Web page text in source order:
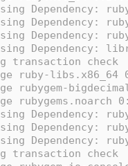
Dependency:
Dependency:
Dependency:
Dependency:
transaction check
ruby-
rubygem-
Dependency:
Dependency:
Dependency:
transaction check